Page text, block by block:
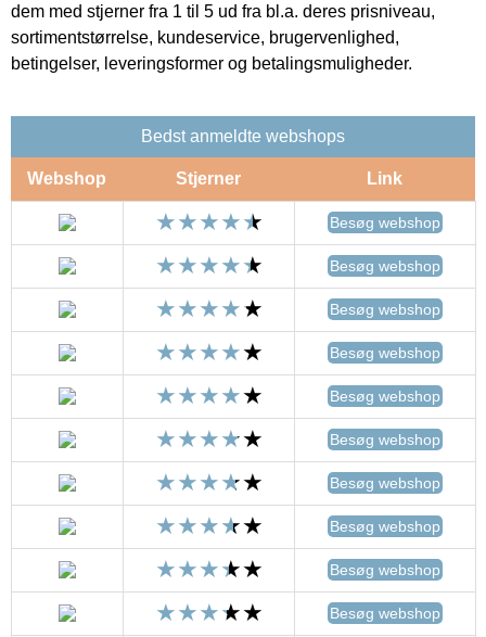
dem med stjerner fra 1 til 5 ud fra bl.a. deres prisniveau,
sortimentstørrelse, kundeservice, brugervenlighed,
betingelser, leveringsformer og betalingsmuligheder.
Bedst anmeldte webshops
Webshop Stjerner Link
Besøg webshop
Besøg webshop
Besøg webshop
Besøg webshop
Besøg webshop
Besøg webshop
Besøg webshop
Besøg webshop
Besøg webshop
Besøg webshop